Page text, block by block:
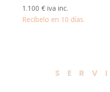
1.100 € iva inc.
Recíbelo en 10 días.